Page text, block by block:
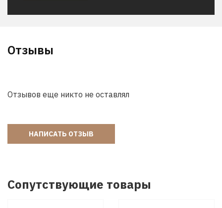
Отзывы
Отзывов еще никто не оставлял
НАПИСАТЬ ОТЗЫВ
Сопутствующие товары